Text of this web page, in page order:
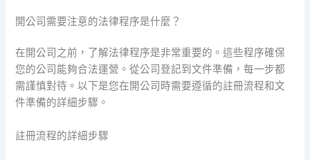
開公司需要注意的法律程序是什麼？
在開公司之前，了解法律程序是非常重要的。這些程序確保
您的公司能夠合法運營。從公司登記到文件準備，每一步都
需謹慎對待。以下是您在開公司時需要遵循的註冊流程和文
件準備的詳細步驟。
註冊流程的詳細步驟